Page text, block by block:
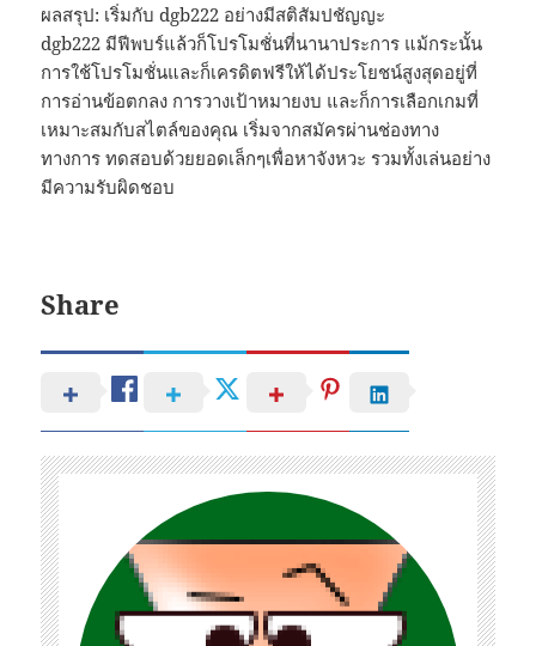
ผลสรุป: เริ่มกับ dgb222 อย่างมีสติสัมปชัญญะ
dgb222 มีฟีพบร์แล้วก็โปรโมชั่นที่นานาประการ แม้กระนั้น
การใช้โปรโมชั่นและก็เครดิตฟรีให้ได้ประโยชน์สูงสุดอยู่ที่
การอ่านข้อตกลง การวางเป้าหมายงบ และก็การเลือกเกมที่
เหมาะสมกับสไตล์ของคุณ เริ่มจากสมัครผ่านช่องทาง
ทางการ ทดสอบด้วยยอดเล็กๆเพื่อหาจังหวะ รวมทั้งเล่นอย่าง
มีความรับผิดชอบ
Share